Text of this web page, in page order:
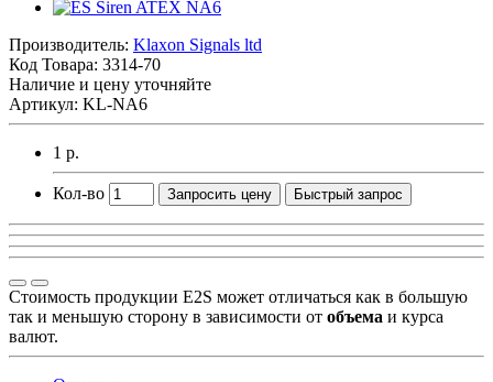
Производитель: Klaxon Signals ltd
Код Товара: 3314-70
Наличие и цену уточняйте
Артикул: KL-NA6
1 р.
Кол-во Запросить цену Быстрый запрос
Стоимость продукции E2S может отличаться как в большую
так и меньшую сторону в зависимости от объема и курса
валют.